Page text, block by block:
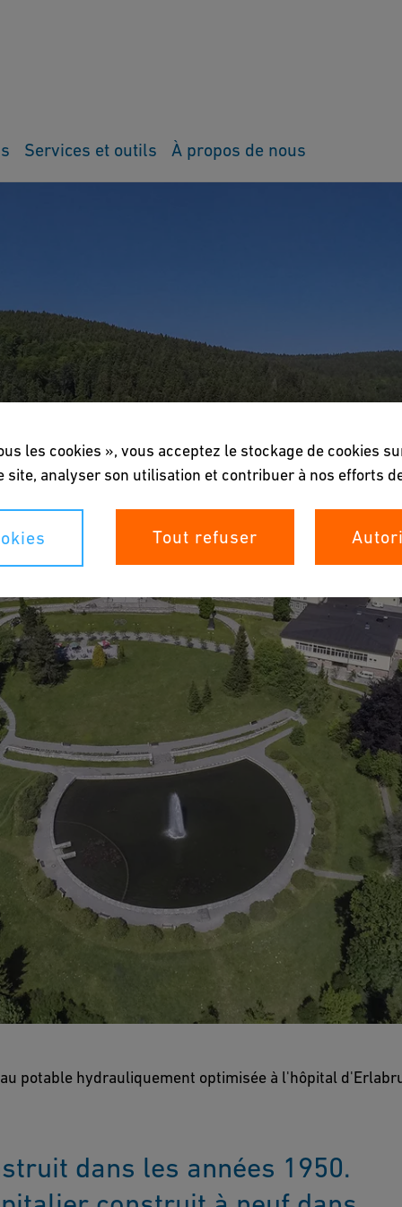
Services et outils À propos de nous
potable hydrauliquement optimisée à l'hôpital
dans les années 1950.
les cookies », vous acceptez le stockage de cookies
site, analyser son utilisation et contribuer à nos efforts
Tout refuser